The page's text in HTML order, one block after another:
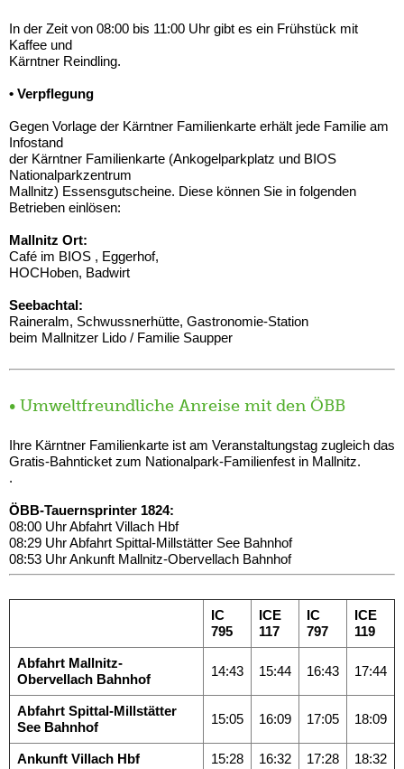
In der Zeit von 08:00 bis 11:00 Uhr gibt es ein Frühstück mit
Kaffee und
Kärntner Reindling.
• Verpflegung
Gegen Vorlage der Kärntner Familienkarte erhält jede Familie am
Infostand
der Kärntner Familienkarte (Ankogelparkplatz und BIOS
Nationalparkzentrum
Mallnitz) Essensgutscheine. Diese können Sie in folgenden
Betrieben einlösen:
Mallnitz Ort:
Café im BIOS , Eggerhof,
HOCHoben, Badwirt
Seebachtal:
Raineralm, Schwussnerhütte, Gastronomie-Station
beim Mallnitzer Lido / Familie Saupper
• Umweltfreundliche Anreise mit den ÖBB
Ihre Kärntner Familienkarte ist am Veranstaltungstag zugleich das
Gratis-Bahnticket zum Nationalpark-Familienfest in Mallnitz.
.
ÖBB-Tauernsprinter 1824:
08:00 Uhr Abfahrt Villach Hbf
08:29 Uhr Abfahrt Spittal-Millstätter See Bahnhof
08:53 Uhr Ankunft Mallnitz-Obervellach Bahnhof
IC
795
ICE
117
IC
797
ICE
119
Abfahrt Mallnitz-
Obervellach Bahnhof
14:43 15:44 16:43 17:44
Abfahrt Spittal-Millstätter
See Bahnhof
15:05 16:09 17:05 18:09
Ankunft Villach Hbf 15:28 16:32 17:28 18:32